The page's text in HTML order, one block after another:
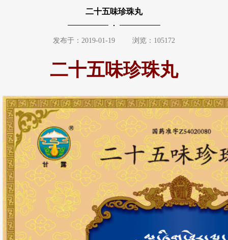
二十五味珍珠丸
浏览：105172
发布于：2019-01-19
二十五味珍珠丸